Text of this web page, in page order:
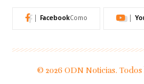
FacebookComo
© 2026 ODN Noticias.